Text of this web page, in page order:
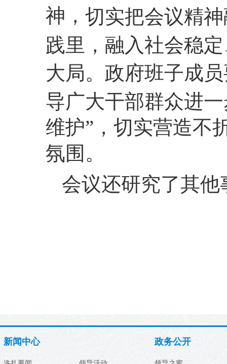
神， 切实把会议精
践里，融入社会稳
大局。政府班子成
导广大干部群众进
维护”，切实营造不
氛围。
会议还研究了其他
新闻中心 政务公开